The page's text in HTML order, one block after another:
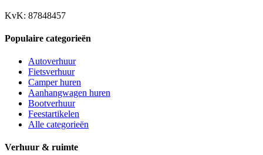
KvK: 87848457
Populaire categorieën
Autoverhuur
Fietsverhuur
Camper huren
Aanhangwagen huren
Bootverhuur
Feestartikelen
Alle categorieën
Verhuur & ruimte